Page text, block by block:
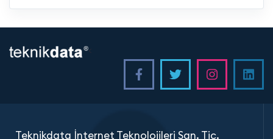
<
Teknikdata İnternet Teknolojileri San. Tic.